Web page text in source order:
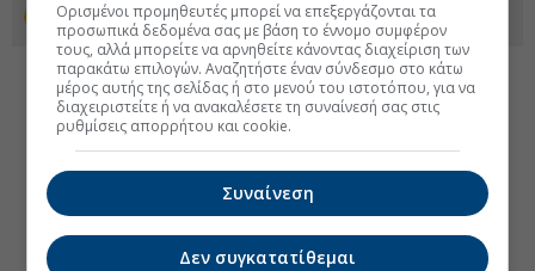
Προσθέστε το euro2day.gr στο Discover
Ορισμένοι προμηθευτές μπορεί να επεξεργάζονται τα
προσωπικά δεδομένα σας με βάση το έννομο συμφέρον
τους, αλλά μπορείτε να αρνηθείτε κάνοντας διαχείριση των
παρακάτω επιλογών. Αναζητήστε έναν σύνδεσμο στο κάτω
μέρος αυτής της σελίδας ή στο μενού του ιστοτόπου, για να
διαχειριστείτε ή να ανακαλέσετε τη συναίνεσή σας στις
ρυθμίσεις απορρήτου και cookie.
Συναίνεση
Δεν συγκατατίθεμαι